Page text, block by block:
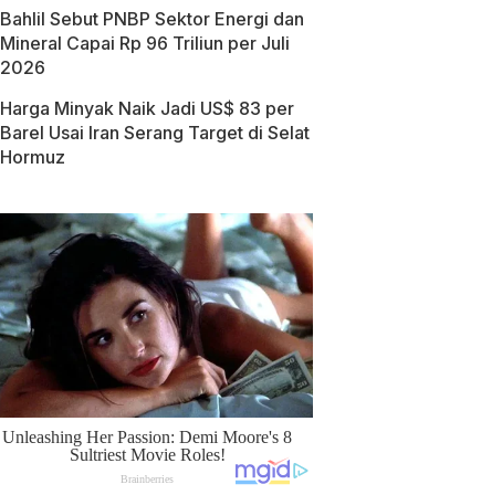
Bahlil Sebut PNBP Sektor Energi dan
Mineral Capai Rp 96 Triliun per Juli
2026
Harga Minyak Naik Jadi US$ 83 per
Barel Usai Iran Serang Target di Selat
Hormuz